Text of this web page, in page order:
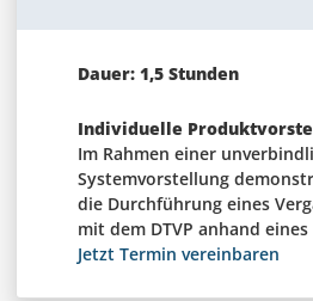
Dauer: 1,5 Stunden
Individuelle
Im Rahmen einer
Systemvorstellung
die Durchführung eines
mit dem DTVP anhand
Jetzt Termin vereinbaren